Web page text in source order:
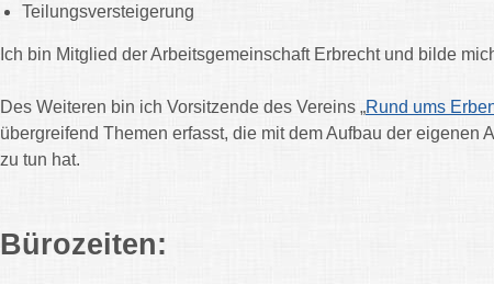
Teilungsversteigerung
Ich bin Mitglied der Arbeitsgemeinschaft Erbrecht und bilde
Des Weiteren bin ich Vorsitzende des Vereins „Rund ums
übergreifend Themen erfasst, die mit dem Aufbau der eigenen
zu tun hat.
Bürozeiten: